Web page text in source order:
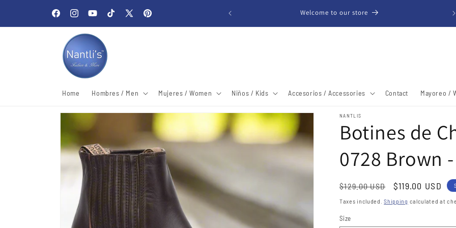
FacebookInstagramYouTubeTikTok X
Pinterest
Welcome to our store Free shipping within the United States (48 Contiguous States)
Home Hombres / Men Mujeres / Women Niños / Kids Accesorios / Accessories Contact Mayoreo /
Skip to
NANTLIS
Botines de
0728 Brown
Regular
price
$129.00 USD
Sale
price
$119.00 USD
Taxes included.Shipping calculated at
Size